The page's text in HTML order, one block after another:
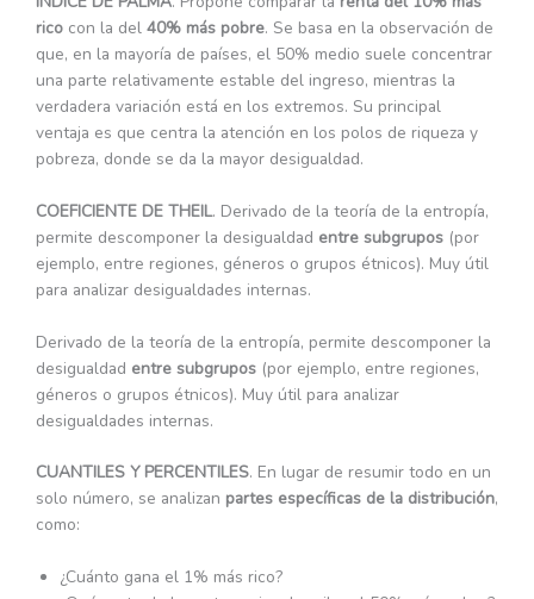
rico con la del 40% más pobre. Se basa en la observación de
que, en la mayoría de países, el 50% medio suele concentrar
una parte relativamente estable del ingreso, mientras la
verdadera variación está en los extremos. Su principal
ventaja es que centra la atención en los polos de riqueza y
pobreza, donde se da la mayor desigualdad.
COEFICIENTE DE THEIL. Derivado de la teoría de la entropía,
permite descomponer la desigualdad entre subgrupos (por
ejemplo, entre regiones, géneros o grupos étnicos). Muy útil
para analizar desigualdades internas.
Derivado de la teoría de la entropía, permite descomponer la
desigualdad entre subgrupos (por ejemplo, entre regiones,
géneros o grupos étnicos). Muy útil para analizar
desigualdades internas.
CUANTILES Y PERCENTILES. En lugar de resumir todo en un
solo número, se analizan partes específicas de la distribución,
como:
¿Cuánto gana el 1% más rico?